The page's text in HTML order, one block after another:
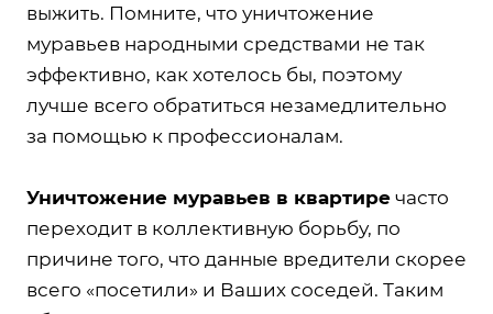
выжить. Помните, что уничтожение
муравьев народными средствами не так
эффективно, как хотелось бы, поэтому
лучше всего обратиться незамедлительно
за помощью к профессионалам.
Уничтожение муравьев в квартире часто
переходит в коллективную борьбу, по
причине того, что данные вредители скорее
всего «посетили» и Ваших соседей. Таким